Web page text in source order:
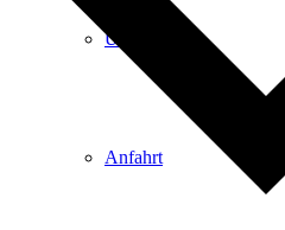
Über Uns
Anfahrt